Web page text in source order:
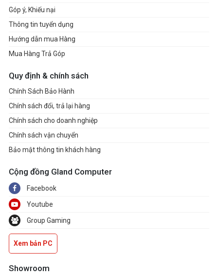
Góp ý, Khiếu nại
Thông tin tuyển dụng
Hướng dẫn mua Hàng
Mua Hàng Trả Góp
Quy định & chính sách
Chính Sách Bảo Hành
Chính sách đổi, trả lại hàng
Chính sách cho doanh nghiệp
Chính sách vận chuyển
Bảo mật thông tin khách hàng
Cộng đồng Gland Computer
Facebook
Youtube
Group Gaming
Xem bản PC
Showroom